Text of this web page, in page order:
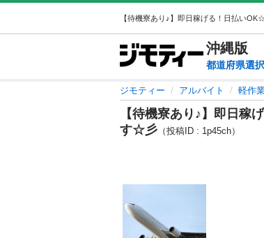
沖縄版
都道府県選択
ジモティー アルバイト 軽作
【待機寮あり♪】即日稼
す☆彡 （投稿ID : 1p45ch）